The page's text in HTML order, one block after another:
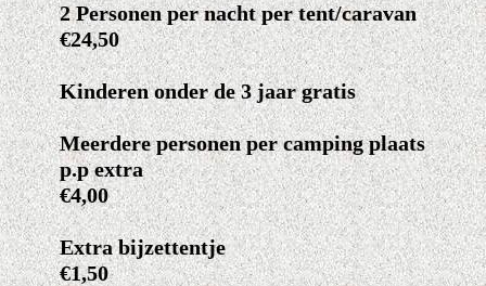
2 Personen per nacht per tent/caravan
€24,50
Kinderen onder de 3 jaar gratis
Meerdere personen per camping plaats
p.p extra
€4,00
Extra bijzettentje
€1,50